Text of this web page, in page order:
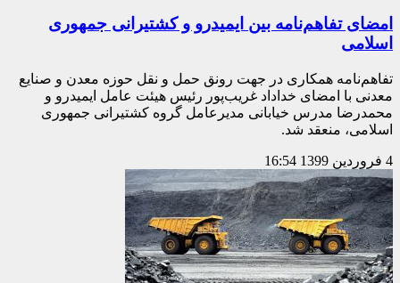
امضای تفاهم‌نامه بین ایمیدرو و کشتیرانی جمهوری
اسلامی
تفاهم‌نامه همکاری در جهت رونق حمل و نقل حوزه معدن و صنایع
معدنی با امضای خداداد غریب‌پور رئیس هیئت عامل ایمیدرو و
محمدرضا مدرس خیابانی مدیرعامل گروه کشتیرانی جمهوری
اسلامی، منعقد شد.
4 فروردین 1399 16:54